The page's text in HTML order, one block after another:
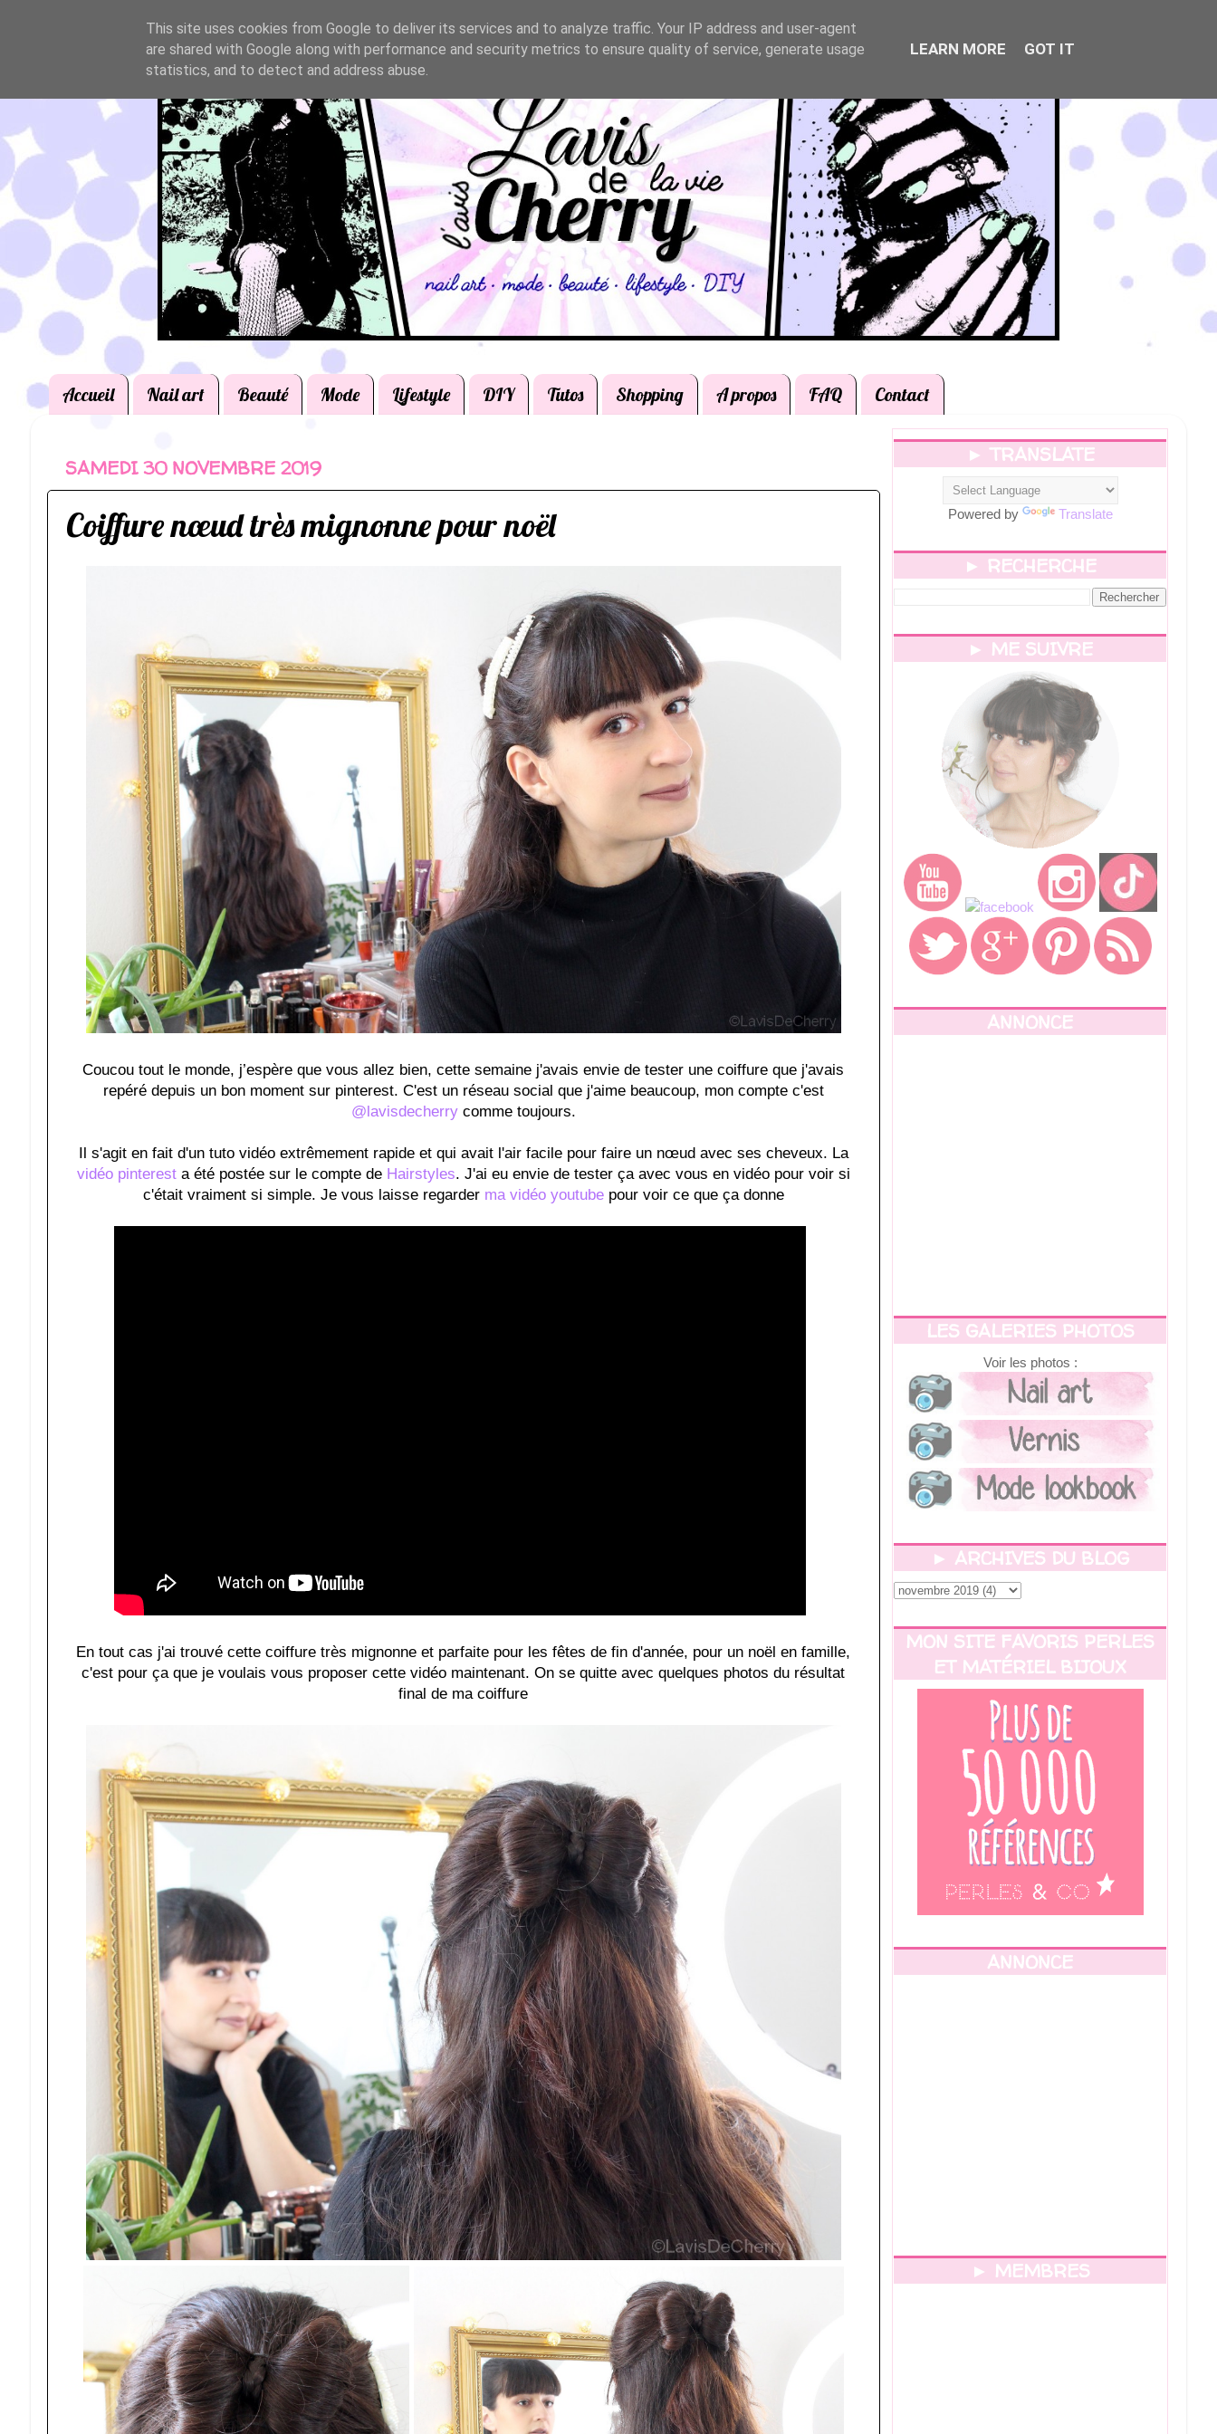
Accueil Nail art Beauté Mode Lifestyle DIY Tutos Shopping A propos FAQ Contact
SAMEDI 30 NOVEMBRE 2019
Coiffure nœud très mignonne pour noël
Coucou tout le monde, j’espère que vous allez bien, cette semaine j'avais envie de tester une coiffure que j'avais
repéré depuis un bon moment sur pinterest. C'est un réseau social que j'aime beaucoup, mon compte c'est
@lavisdecherrycomme toujours.
Il s'agit en fait d'un tuto vidéo extrêmement rapide et qui avait l'air facile pour faire un nœud avec ses cheveux. La
vidéo pinteresta été postée sur le compte de Hairstyles. J'ai eu envie de tester ça avec vous en vidéo pour voir si
c'était vraiment si simple. Je vous laisse regarder ma vidéo youtubepour voir ce que ça donne
En tout cas j'ai trouvé cette coiffure très mignonne et parfaite pour les fêtes de fin d'année, pour un noël en famille,
c'est pour ça que je voulais vous proposer cette vidéo maintenant. On se quitte avec quelques photos du résultat
final de ma coiffure
► TRANSLATE
Powered by Translate
► RECHERCHE
► ME SUIVRE
ANNONCE
LES GALERIES PHOTOS
Voir les photos :
► ARCHIVES DU BLOG
MON SITE FAVORIS PERLES
ET MATÉRIEL BIJOUX
ANNONCE
► MEMBRES
This site uses cookies from Google to deliver its services and to analyze traffic. Your IP address and user-agent
are shared with Google along with performance and security metrics to ensure quality of service, generate usage
statistics, and to detect and address abuse.
LEARN MORE GOT IT